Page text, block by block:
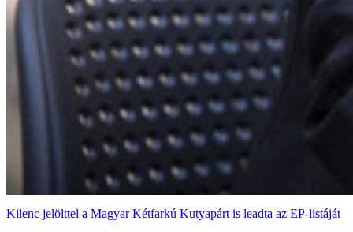
Kilenc jelölttel a Magyar Kétfarkú Kutyapárt is leadta az EP-listáját